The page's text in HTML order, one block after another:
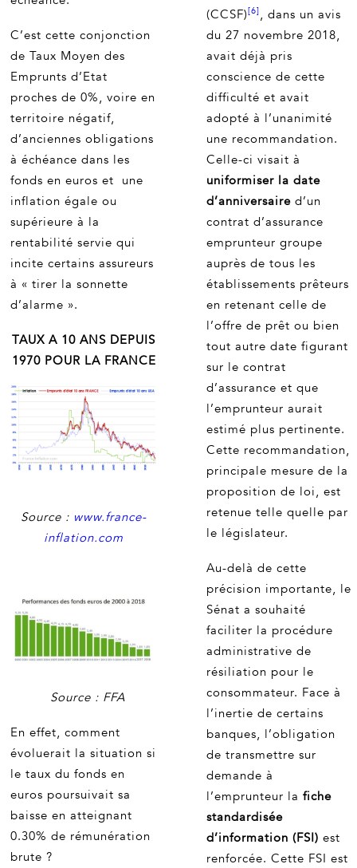
C’est cette conjonction
de Taux Moyen des
Emprunts d’Etat
proches de 0%, voire en
territoire négatif,
d’anciennes obligations
à échéance dans les
fonds en euros et une
inflation égale ou
supérieure à la
rentabilité servie qui
incite certains assureurs
à « tirer la sonnette
d’alarme ».
TAUX A 10 ANS DEPUIS
1970 POUR LA FRANCE
Source : www.france-
inflation.com
Source : FFA
En effet, comment
évoluerait la situation si
le taux du fonds en
euros poursuivait sa
baisse en atteignant
0.30% de rémunération
brute ?
(CCSF)[6], dans un avis
du 27 novembre 2018,
avait déjà pris
conscience de cette
difficulté et avait
adopté à l’unanimité
une recommandation.
Celle-ci visait à
uniformiser la date
d’anniversaire d’un
contrat d’assurance
emprunteur groupe
auprès de tous les
établissements prêteurs
en retenant celle de
l’offre de prêt ou bien
tout autre date figurant
sur le contrat
d’assurance et que
l’emprunteur aurait
estimé plus pertinente.
Cette recommandation,
principale mesure de la
proposition de loi, est
retenue telle quelle par
le législateur.
Au-delà de cette
précision importante, le
Sénat a souhaité
faciliter la procédure
administrative de
résiliation pour le
consommateur. Face à
l’inertie de certains
banques, l’obligation
de transmettre sur
demande à
l’emprunteur la fiche
standardisée
d’information (FSI) est
renforcée. Cette FSI est